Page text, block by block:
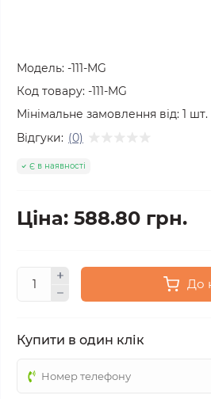
Модель: -111-MG
Код товару: -111-MG
Мінімальне замовлення від: 1 шт.
Відгуки: (0)
Є в наявності
Ціна: 588.80 грн.
До
Купити в один клік